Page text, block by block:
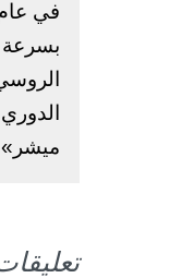
بسرعة
ميشر»